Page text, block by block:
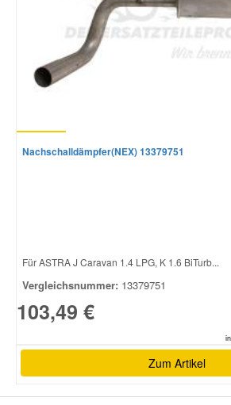
Nachschalldämpfer(NEX) 13379751
Für ASTRA J Caravan 1.4 LPG, K 1.6 BiTurb...
Vergleichsnummer: 13379751
103,49 €
Zum Artikel